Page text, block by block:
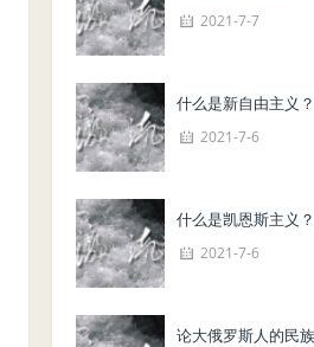
2021-7-7
什么是新自由主义？
2021-7-6
什么是凯恩斯主义？
2021-7-6
论大俄罗斯人的民